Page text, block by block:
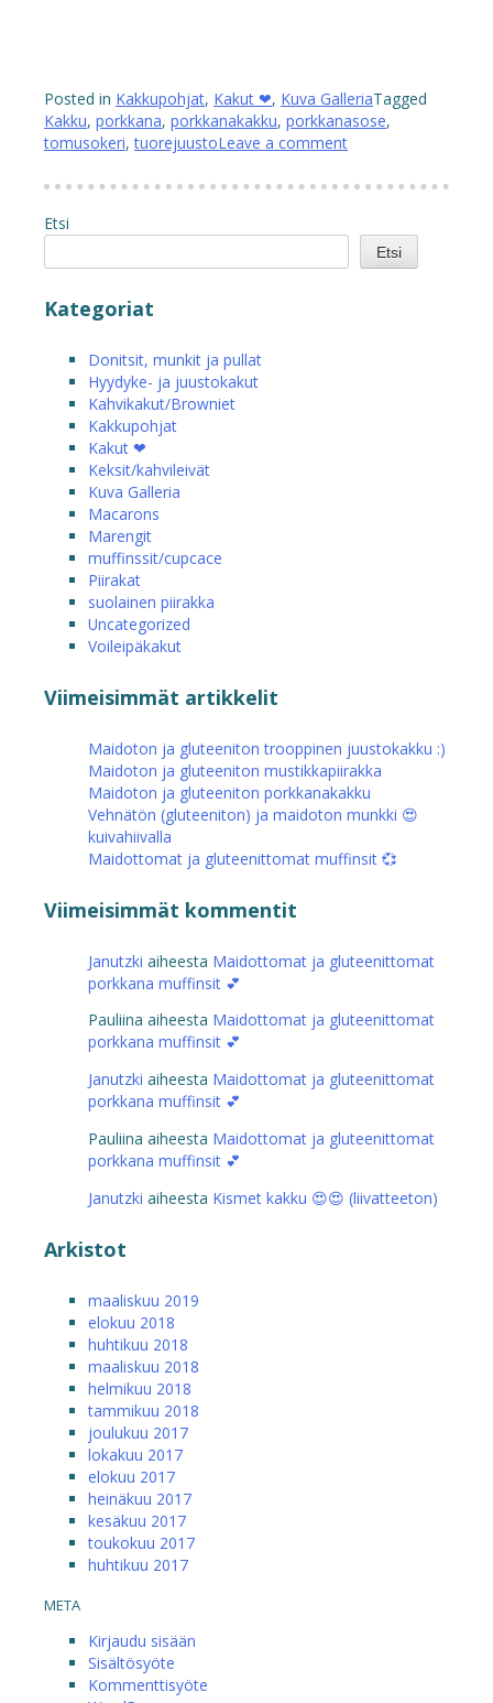
Posted in Kakkupohjat, Kakut ❤, Kuva GalleriaTagged
Kakku, porkkana, porkkanakakku, porkkanasose,
tomusokeri,tuorejuustoLeave a comment
Etsi
Etsi
Kategoriat
Donitsit, munkit ja pullat
Hyydyke- ja juustokakut
Kahvikakut/Browniet
Kakkupohjat
Kakut ❤
Keksit/kahvileivät
Kuva Galleria
Macarons
Marengit
muffinssit/cupcace
Piirakat
suolainen piirakka
Uncategorized
Voileipäkakut
Viimeisimmät artikkelit
Maidoton ja gluteeniton trooppinen juustokakku :)
Maidoton ja gluteeniton mustikkapiirakka
Maidoton ja gluteeniton porkkanakakku
Vehnätön (gluteeniton) ja maidoton munkki 😍
kuivahiivalla
Maidottomat ja gluteenittomat muffinsit 💞
Viimeisimmät kommentit
Janutzki aiheesta Maidottomat ja gluteenittomat
porkkana muffinsit 💕
Pauliina aiheesta Maidottomat ja gluteenittomat
porkkana muffinsit 💕
Janutzki aiheesta Maidottomat ja gluteenittomat
porkkana muffinsit 💕
Pauliina aiheesta Maidottomat ja gluteenittomat
porkkana muffinsit 💕
Janutzki aiheesta Kismet kakku 😍😍 (liivatteeton)
Arkistot
maaliskuu 2019
elokuu 2018
huhtikuu 2018
maaliskuu 2018
helmikuu 2018
tammikuu 2018
joulukuu 2017
lokakuu 2017
elokuu 2017
heinäkuu 2017
kesäkuu 2017
toukokuu 2017
huhtikuu 2017
META
Kirjaudu sisään
Sisältösyöte
Kommenttisyöte